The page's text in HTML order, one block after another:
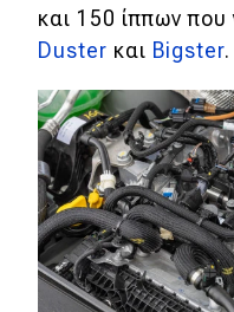
και 150 ίππων
Duster και Bigster.